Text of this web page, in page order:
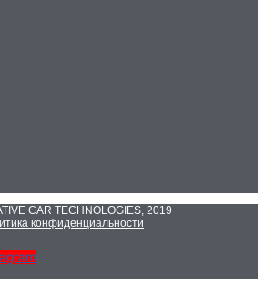
CAR TECHNOLOGIES, 2019
конфиденциальности